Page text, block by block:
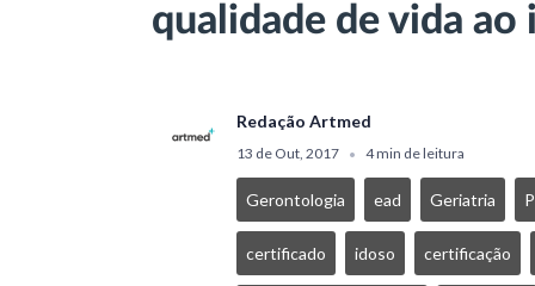
qualidade de vida ao
Redação Artmed
13 de Out, 2017 • 4 min de leitura
Gerontologia ead Geriatria
certificado idoso certificação